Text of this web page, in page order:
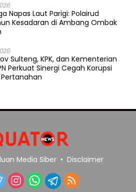
Napas Laut Parigi: Polairud
Kesadaran di Ambang Ombak
Sulteng, KPK, dan Kementerian
Perkuat Sinergi Cegah Korupsi
Media Siber Disclaimer